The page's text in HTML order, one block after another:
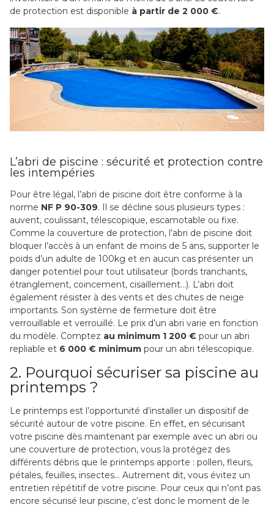
de protection est disponible à partir de 2 000 €.
L’abri de piscine : sécurité et protection contre
les intempéries
Pour être légal, l’abri de piscine doit être conforme à la
norme NF P 90-309. Il se décline sous plusieurs types :
auvent, coulissant, télescopique, escamotable ou fixe.
Comme la couverture de protection, l’abri de piscine doit
bloquer l’accès à un enfant de moins de 5 ans, supporter le
poids d’un adulte de 100kg et en aucun cas présenter un
danger potentiel pour tout utilisateur (bords tranchants,
étranglement, coincement, cisaillement…). L’abri doit
également résister à des vents et des chutes de neige
importants. Son système de fermeture doit être
verrouillable et verrouillé. Le prix d’un abri varie en fonction
du modèle. Comptez au minimum 1 200 € pour un abri
repliable et 6 000 € minimum pour un abri télescopique.
2. Pourquoi sécuriser sa piscine au
printemps ?
Le printemps est l’opportunité d’installer un dispositif de
sécurité autour de votre piscine. En effet, en sécurisant
votre piscine dès maintenant par exemple avec un abri ou
une couverture de protection, vous la protégez des
différents débris que le printemps apporte : pollen, fleurs,
pétales, feuilles, insectes… Autrement dit, vous évitez un
entretien répétitif de votre piscine. Pour ceux qui n’ont pas
encore sécurisé leur piscine, c’est donc le moment de le